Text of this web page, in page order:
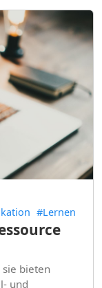
#Lernen
sie bieten
und